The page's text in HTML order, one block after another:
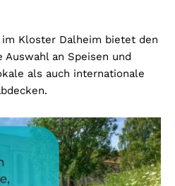
Kloster Dalheim bietet den
an Speisen und
als auch internationale